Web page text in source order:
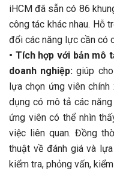
iHCM đã sẵn có 86
công tác khác nhau. Hỗ
đổi các năng lực cần có
• Tích hợp với bản mô
doanh nghiệp: giúp
lựa chọn ứng viên
dụng có mô tả các
ứng viên có thể nhìn
việc liên quan. Đồng
thuật về đánh giá và
kiểm tra, phỏng vấn,